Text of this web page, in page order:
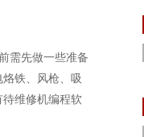
需先做一些准备
铁、风枪、吸
维修机编程软
工作系统中拆